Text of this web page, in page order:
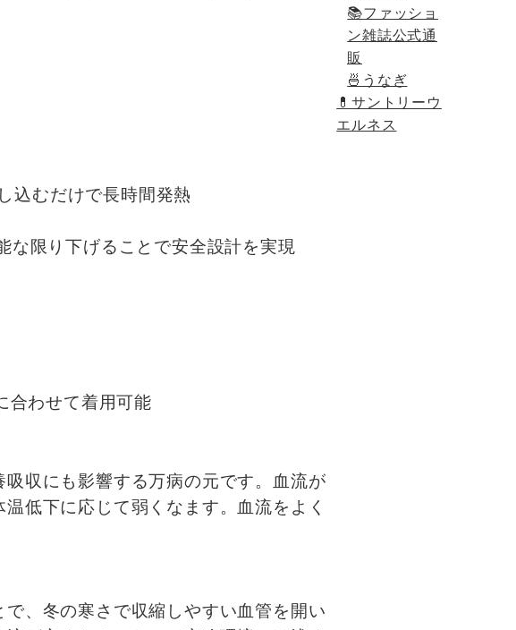
込むだけで長時間発熱
な限り下げることで安全設計を実現
わせて着用可能
収にも影響する万病の元です。血流が
低下に応じて弱くなます。血流をよく
、冬の寒さで収縮しやすい血管を開い
📚ファッショ
ン雑誌公式通
販
🍜うなぎ
💊サントリーウ
エルネス